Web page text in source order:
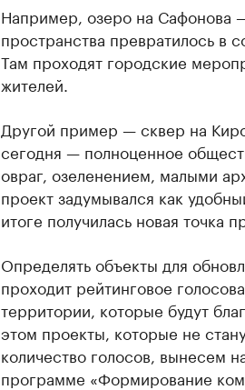
Например, озеро на Сафонова
пространства превратилось в
Там проходят городские
жителей.
Другой пример — сквер на
сегодня — полноценное
овраг, озеленением, малыми
проект задумывался как
итоге получилась новая точка
Определять объекты для
проходит рейтинговое
территории, которые будут
этом проекты, которые не
количество голосов, вынесем
программе «Формирование